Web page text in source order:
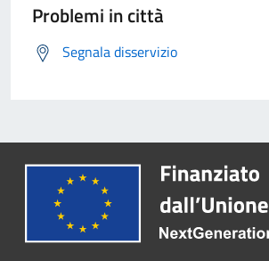
Problemi in città
Segnala disservizio